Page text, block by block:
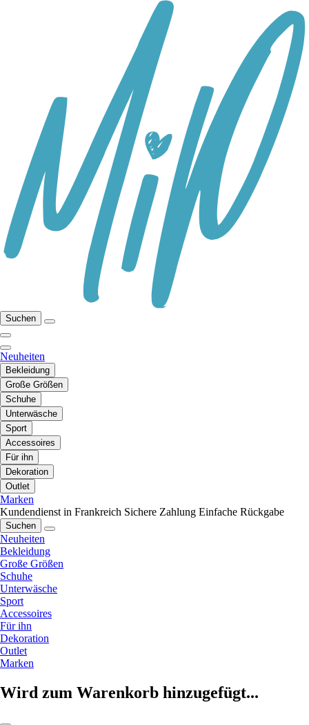
Suchen
Neuheiten
Bekleidung
Große Größen
Schuhe
Unterwäsche
Sport
Accessoires
Für ihn
Dekoration
Outlet
Marken
Kundendienst in Frankreich Sichere Zahlung Einfache Rückgabe
Suchen
Neuheiten
Bekleidung
Große Größen
Schuhe
Unterwäsche
Sport
Accessoires
Für ihn
Dekoration
Outlet
Marken
Wird zum Warenkorb hinzugefügt...